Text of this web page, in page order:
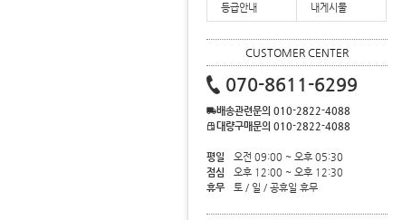
등급안내 내게시물
CUSTOMER CENTER
070-8611-6299
배송관련문의 010-2822-4088
대량구매문의 010-2822-4088
평일
오전 09:00 ~ 오후 05:30
점심
오후 12:00 ~ 오후 12:30
휴무
토 / 일 / 공휴일 휴무